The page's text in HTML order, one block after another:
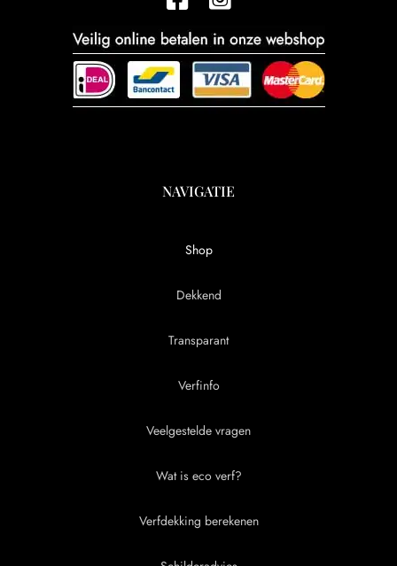
NAVIGATIE
Shop
Dekkend
Transparant
Verfinfo
Veelgestelde vragen
Wat is eco verf?
Verfdekking berekenen